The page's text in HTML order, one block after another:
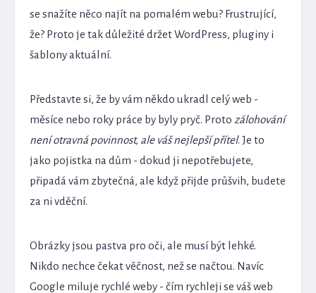
se snažíte něco najít na pomalém webu? Frustrující,
že? Proto je tak důležité držet WordPress, pluginy i
šablony aktuální.
Představte si, že by vám někdo ukradl celý web -
měsíce nebo roky práce by byly pryč. Proto zálohování
není otravná povinnost, ale váš nejlepší přítel. Je to
jako pojistka na dům - dokud ji nepotřebujete,
připadá vám zbytečná, ale když přijde průšvih, budete
za ni vděční.
Obrázky jsou pastva pro oči, ale musí být lehké.
Nikdo nechce čekat věčnost, než se načtou. Navíc
Google miluje rychlé weby - čím rychleji se váš web